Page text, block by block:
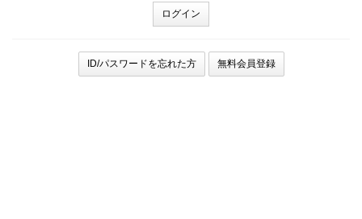
ID/パスワードを忘れた方 無料会員登録